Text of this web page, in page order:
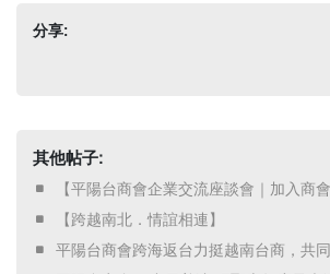
分享:
其他帖子:
【平陽台商會企業交流座談會｜加入商
​ 【跨越南北．情誼相連】 ​
平陽台商會跨海返台力挺越南台商，共